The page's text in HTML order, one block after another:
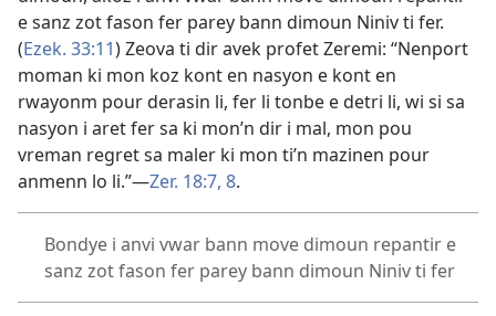
e sanz zot fason fer parey bann dimoun Niniv ti fer.
(Ezek. 33:11) Zeova ti dir avek profet Zeremi: “Nenport
moman ki mon koz kont en nasyon e kont en
rwayonm pour derasin li, fer li tonbe e detri li, wi si sa
nasyon i aret fer sa ki mon’n dir i mal, mon pou
vreman regret sa maler ki mon ti’n mazinen pour
anmenn lo li.”​—Zer. 18:7, 8.
Bondye i anvi vwar bann move dimoun repantir e
sanz zot fason fer parey bann dimoun Niniv ti fer